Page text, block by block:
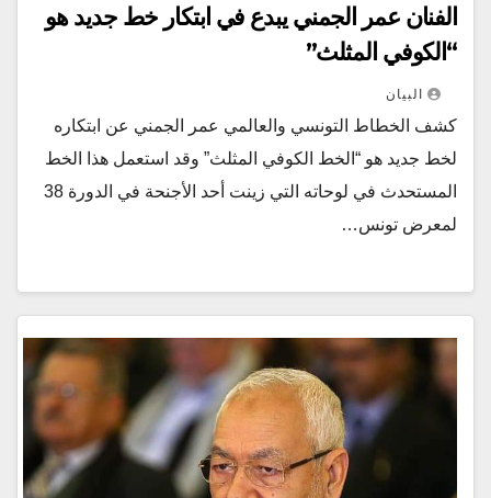
الفنان عمر الجمني يبدع في ابتكار خط جديد هو
“الكوفي المثلث”
البيان
كشف الخطاط التونسي والعالمي عمر الجمني عن ابتكاره
لخط جديد هو “الخط الكوفي المثلث” وقد استعمل هذا الخط
المستحدث في لوحاته التي زينت أحد الأجنحة في الدورة 38
لمعرض تونس…